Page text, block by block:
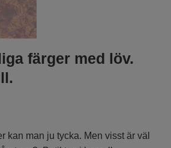
färger med löv.
kan man ju tycka. Men visst är väl